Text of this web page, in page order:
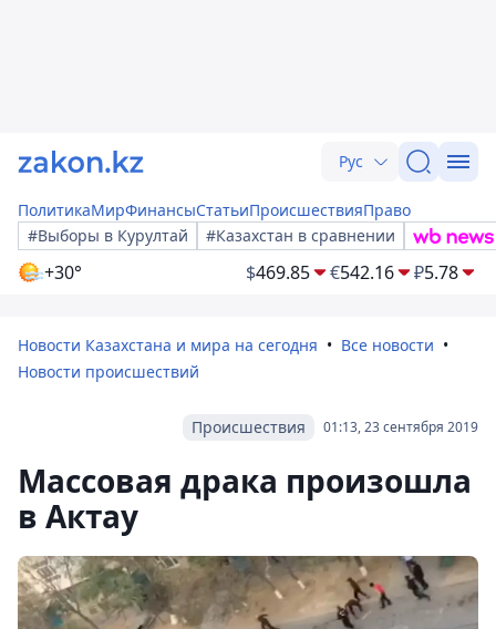
Рус
ПолитикаМирФинансыСтатьиПроисшествияПраво
#Выборы в Курултай
#Казахстан в сравнении
+30° $469.85 €542.16 ₽5.78
Новости Казахстана и мира на сегодня
Все новости
Новости происшествий
01:13, 23 сентября 2019
Происшествия
Массовая драка произошла
в Актау